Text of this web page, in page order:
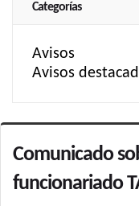
Categorías
Avisos
Avisos
Comunicado
funcionariado